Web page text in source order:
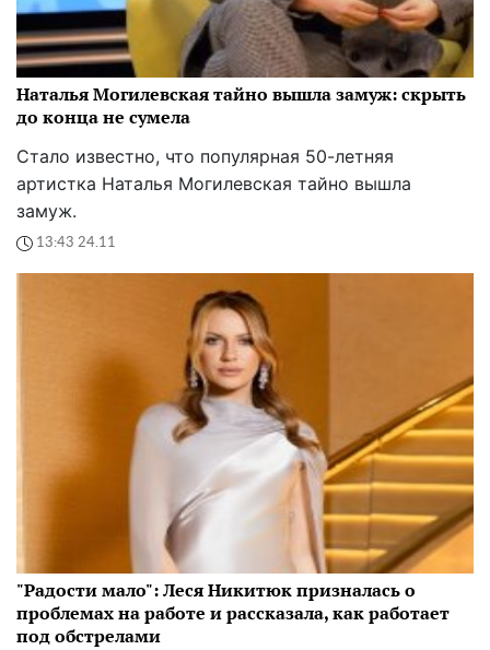
Наталья Могилевская тайно вышла замуж: скрыть
до конца не сумела
Стало известно, что популярная 50-летняя
артистка Наталья Могилевская тайно вышла
замуж.
13:43 24.11
"Радости мало": Леся Никитюк призналась о
проблемах на работе и рассказала, как работает
под обстрелами